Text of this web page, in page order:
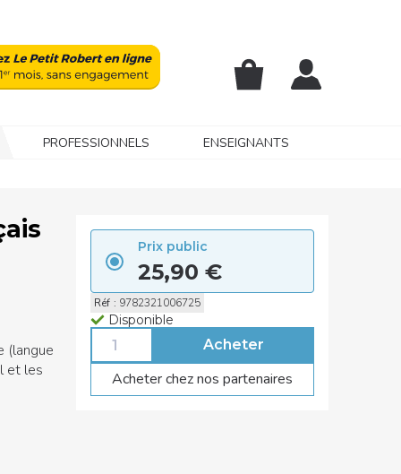
PROFESSIONNELS ENSEIGNANTS
(langue
et les
Prix public
25,90 €
Réf : 9782321006725
Disponible
Acheter chez nos partenaires